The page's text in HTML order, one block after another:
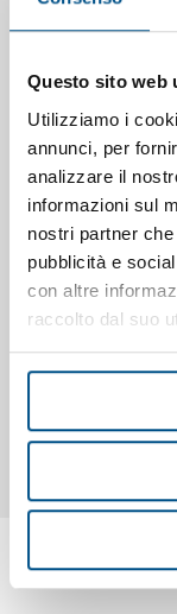
Questo sito web
Utilizziamo i
annunci, per
analizzare il
informazioni sul
nostri partner
pubblicità e
con altre
raccolto dal suo
refrigerato, n. 1
portabacinelle
a n. 6 bacinelle
monoblocco per
a basso impatto
risparmio
sostituzione
o eventuali
Centralina di
controllo a
per risparmio
incastro e
guide griglie/
incassate inox di
(40°C e 40% di